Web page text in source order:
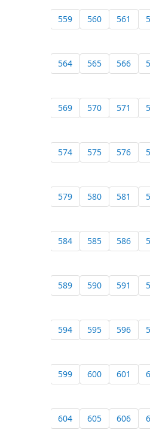
559 560 561
564 565 566
569 570 571
574 575 576
579 580 581
584 585 586
589 590 591
594 595 596
599 600 601
604 605 606